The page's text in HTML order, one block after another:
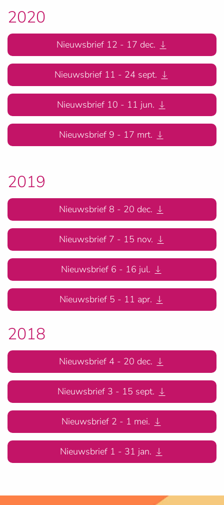
2020
Nieuwsbrief 12 - 17 dec.
Nieuwsbrief 11 - 24 sept.
Nieuwsbrief 10 - 11 jun.
Nieuwsbrief 9 - 17 mrt.
2019
Nieuwsbrief 8 - 20 dec.
Nieuwsbrief 7 - 15 nov.
Nieuwsbrief 6 - 16 jul.
Nieuwsbrief 5 - 11 apr.
2018
Nieuwsbrief 4 - 20 dec.
Nieuwsbrief 3 - 15 sept.
Nieuwsbrief 2 - 1 mei.
Nieuwsbrief 1 - 31 jan.